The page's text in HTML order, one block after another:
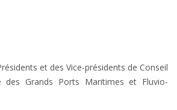
et des Vice-présidents de Conseil
des Grands Ports Maritimes et Fluvio-